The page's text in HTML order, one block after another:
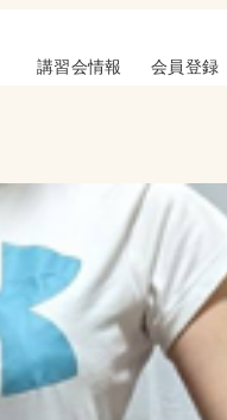
講習会情報 会員登録